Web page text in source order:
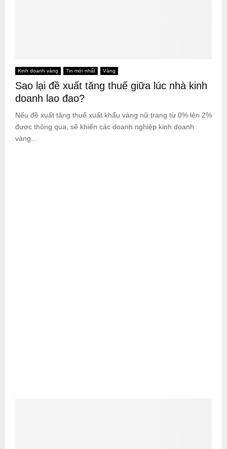
Kinh doanh vàng Tin mới nhất Vàng
Sao lại đề xuất tăng thuế giữa lúc nhà kinh
doanh lao đao?
Nếu đề xuất tăng thuế xuất khẩu vàng nữ trang từ 0% lên 2%
được thông qua, sẽ khiến các doanh nghiệp kinh doanh
vàng...